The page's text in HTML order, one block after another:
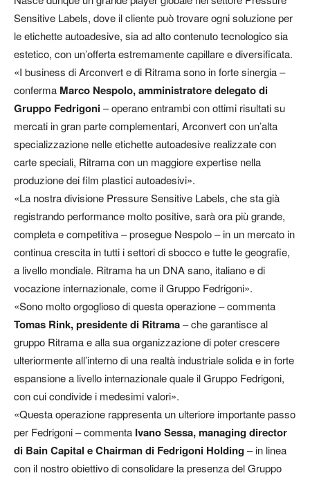
Sensitive Labels, dove il cliente può trovare ogni soluzione per
le etichette autoadesive, sia ad alto contenuto tecnologico sia
estetico, con un’offerta estremamente capillare e diversificata.
«I business di Arconvert e di Ritrama sono in forte sinergia –
conferma Marco Nespolo, amministratore delegato di
Gruppo Fedrigoni– operano entrambi con ottimi risultati su
mercati in gran parte complementari, Arconvert con un’alta
specializzazione nelle etichette autoadesive realizzate con
carte speciali, Ritrama con un maggiore expertise nella
produzione dei film plastici autoadesivi».
«La nostra divisione Pressure Sensitive Labels, che sta già
registrando performance molto positive, sarà ora più grande,
completa e competitiva – prosegue Nespolo – in un mercato in
continua crescita in tutti i settori di sbocco e tutte le geografie,
a livello mondiale. Ritrama ha un DNA sano, italiano e di
vocazione internazionale, come il Gruppo Fedrigoni».
«Sono molto orgoglioso di questa operazione – commenta
Tomas Rink, presidente di Ritrama– che garantisce al
gruppo Ritrama e alla sua organizzazione di poter crescere
ulteriormente all’interno di una realtà industriale solida e in forte
espansione a livello internazionale quale il Gruppo Fedrigoni,
con cui condivide i medesimi valori».
«Questa operazione rappresenta un ulteriore importante passo
per Fedrigoni – commenta Ivano Sessa, managing director
di Bain Capital e Chairman di Fedrigoni Holding– in linea
con il nostro obiettivo di consolidare la presenza del Gruppo